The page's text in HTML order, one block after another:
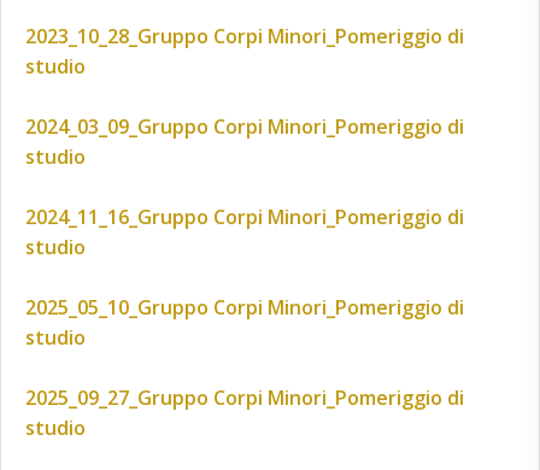
2023_10_28_Gruppo Corpi Minori_Pomeriggio di
studio
2024_03_09_Gruppo Corpi Minori_Pomeriggio di
studio
2024_11_16_Gruppo Corpi Minori_Pomeriggio di
studio
2025_05_10_Gruppo Corpi Minori_Pomeriggio di
studio
2025_09_27_Gruppo Corpi Minori_Pomeriggio di
studio